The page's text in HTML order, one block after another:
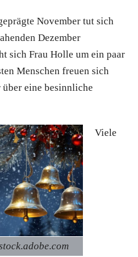
November tut sich
Dezember
sich Frau Holle um ein paar
Menschen freuen sich
eine besinnliche
Viele